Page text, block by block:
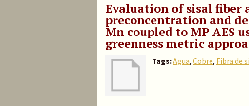
Evaluation of sisal fiber
preconcentration and
Mn coupled to MP AES
greenness metric
Tags:Agua, Cobre, Fibra de